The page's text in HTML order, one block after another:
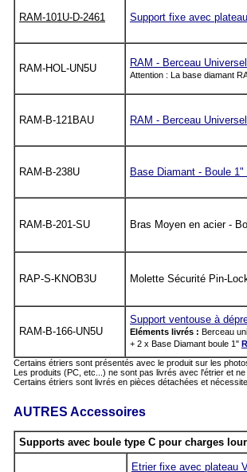
RAM-101U-D-2461 Support fixe avec
RAM-HOL-UN5U RAM - Berceau
Attention : La base diamant
RAM-B-121BAU RAM - Berceau
RAM-B-238U Base Diamant - Boule 1"
RAM-B-201-SU Bras Moyen en acier -
RAP-S-KNOB3U Molette Sécurité Pin-
RAM-B-166-UN5U
Support ventouse à
Eléments livrés : Berceau
+ 2 x Base Diamant boule 1"
Certains étriers sont présentés avec le produit sur les
Les produits (PC, etc...) ne sont pas livrés avec l'étrier et
Certains étriers sont livrés en pièces détachées et
AUTRES Accessoires
Supports avec boule type C pour charges
Etrier fixe avec plateau